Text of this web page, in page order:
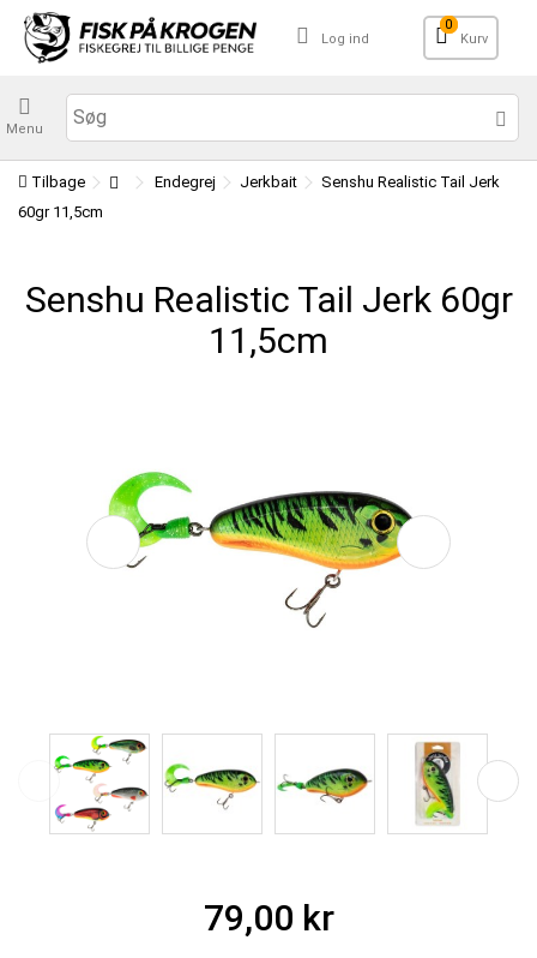
Log ind
0
Kurv
Menu
Tilbage Endegrej Jerkbait
Senshu Realistic Tail Jerk
60gr 11,5cm
Senshu Realistic Tail Jerk 60gr
11,5cm
79,00 kr